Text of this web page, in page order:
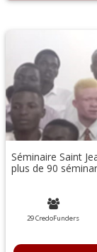
Séminaire Saint
plus de 90
29 CredoFunders